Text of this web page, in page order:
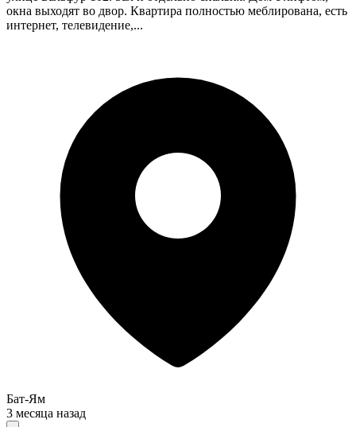
окна выходят во двор. Квартира полностью меблирована, есть
интернет, телевидение,...
Бат-Ям
3 месяца назад